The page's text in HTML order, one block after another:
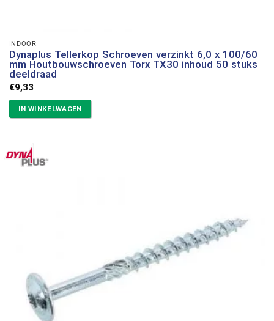
INDOOR
Dynaplus Tellerkop Schroeven verzinkt 6,0 x 100/60
mm Houtbouwschroeven Torx TX30 inhoud 50 stuks
deeldraad
€9,33
IN WINKELWAGEN